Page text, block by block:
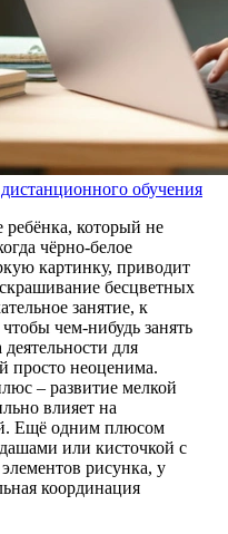
обучения
который не
чёрно-белое
картинку, приводит
бесцветных
занятие, к
чем-нибудь занять
для
просто неоценима.
– развитие мелкой
влияет на
Ещё одним плюсом
или кисточкой с
рисунка, у
координация